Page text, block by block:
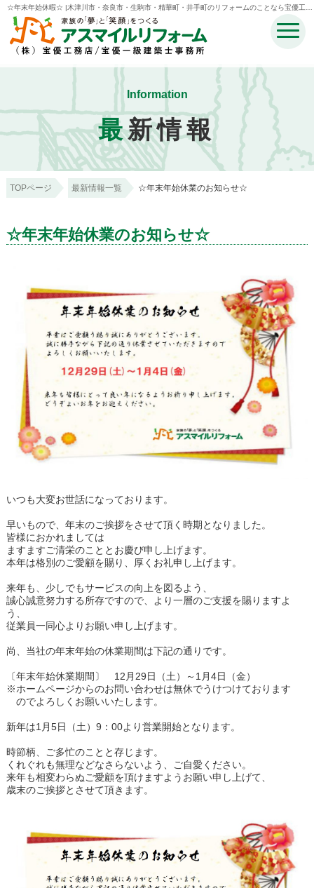
☆年末年始休暇☆ |木津川市・奈良市・生駒市・精華町・井手町のリフォームのことなら宝優工務
店アスマイルリフォーム
Information
最新情報
TOPページ 最新情報一覧 ☆年末年始休業のお知らせ☆
☆年末年始休業のお知らせ☆
いつも大変お世話になっております。
早いもので、年末のご挨拶をさせて頂く時期となりました。
皆様におかれましては
ますますご清栄のこととお慶び申し上げます。
本年は格別のご愛顧を賜り、厚くお礼申し上げます。
来年も、少しでもサービスの向上を図るよう、
誠心誠意努力する所存ですので、より一層のご支援を賜りますよ
う、
従業員一同心よりお願い申し上げます。
尚、当社の年末年始の休業期間は下記の通りです。
〔年末年始休業期間〕 12月29日（土）～1月4日（金）
※ホームページからのお問い合わせは無休でうけつけております
のでよろしくお願いいたします。
新年は1月5日（土）9：00より営業開始となります。
時節柄、ご多忙のことと存じます。
くれぐれも無理などなさらないよう、ご自愛ください。
来年も相変わらぬご愛顧を頂けますようお願い申し上げて、
歳末のご挨拶とさせて頂きます。